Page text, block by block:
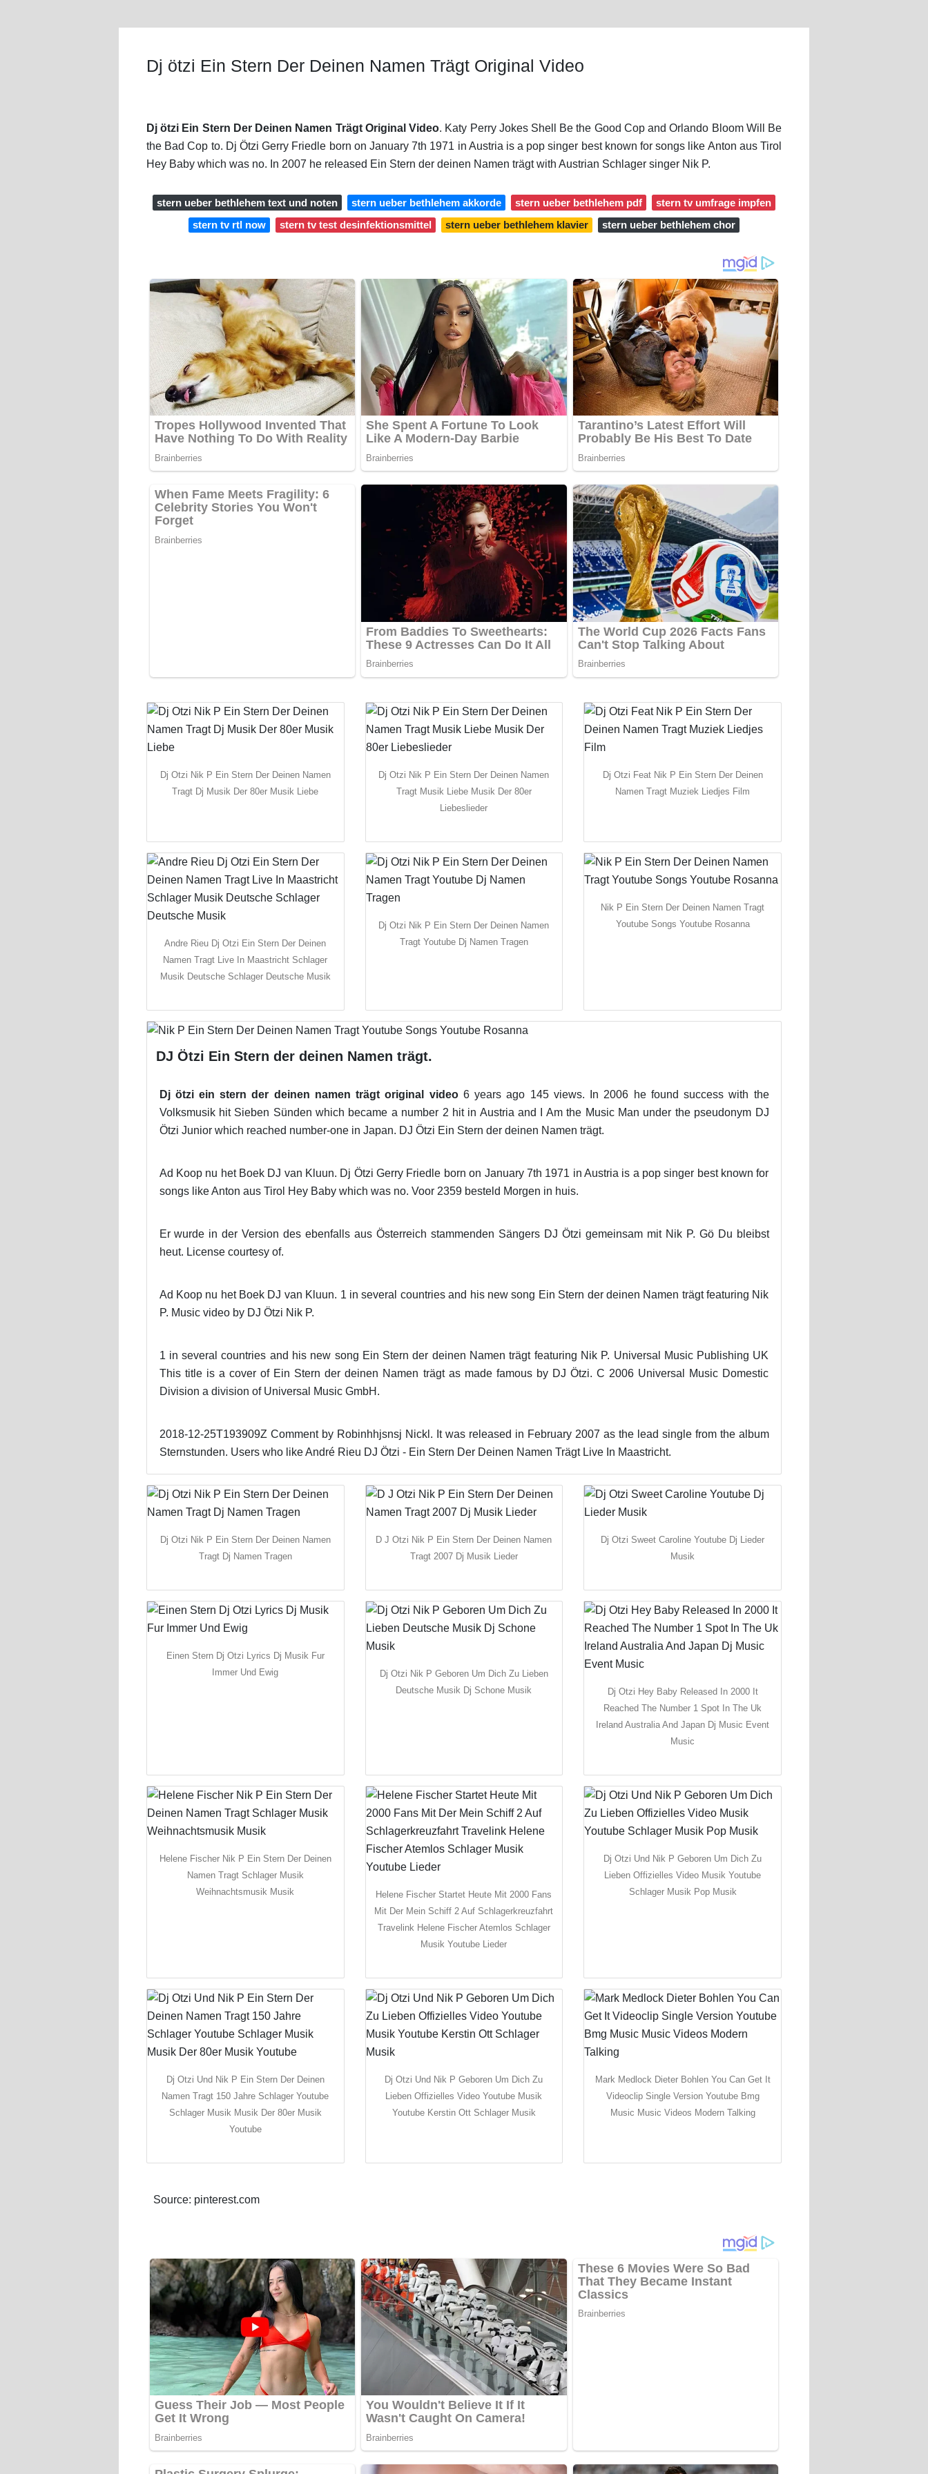
Dj ötzi Ein Stern Der Deinen Namen Trägt Original Video
Dj ötzi Ein Stern Der Deinen Namen Trägt Original Video. Katy Perry Jokes Shell Be the Good Cop and Orlando Bloom Will Be
the Bad Cop to. Dj Ötzi Gerry Friedle born on January 7th 1971 in Austria is a pop singer best known for songs like Anton aus Tirol
Hey Baby which was no. In 2007 he released Ein Stern der deinen Namen trägt with Austrian Schlager singer Nik P.
stern ueber bethlehem text und noten stern ueber bethlehem akkorde stern ueber bethlehem pdf
stern tv umfrage impfen
stern tv rtl now
stern tv test desinfektionsmittel stern ueber bethlehem klavier stern ueber bethlehem chor
Dj Otzi Nik P Ein Stern Der Deinen Namen
Tragt Dj Musik Der 80er Musik Liebe
Dj Otzi Nik P Ein Stern Der Deinen Namen
Tragt Musik Liebe Musik Der 80er
Liebeslieder
Dj Otzi Feat Nik P Ein Stern Der Deinen
Namen Tragt Muziek Liedjes Film
Andre Rieu Dj Otzi Ein Stern Der Deinen
Namen Tragt Live In Maastricht Schlager
Musik Deutsche Schlager Deutsche Musik
Dj Otzi Nik P Ein Stern Der Deinen Namen
Tragt Youtube Dj Namen Tragen
Nik P Ein Stern Der Deinen Namen Tragt
Youtube Songs Youtube Rosanna
DJ Ötzi Ein Stern der deinen Namen trägt.
Dj ötzi ein stern der deinen namen trägt original video6 years ago 145 views. In 2006 he found success with the
Volksmusik hit Sieben Sünden which became a number 2 hit in Austria and I Am the Music Man under the pseudonym DJ
Ötzi Junior which reached number-one in Japan. DJ Ötzi Ein Stern der deinen Namen trägt.
Ad Koop nu het Boek DJ van Kluun. Dj Ötzi Gerry Friedle born on January 7th 1971 in Austria is a pop singer best known for
songs like Anton aus Tirol Hey Baby which was no. Voor 2359 besteld Morgen in huis.
Er wurde in der Version des ebenfalls aus Österreich stammenden Sängers DJ Ötzi gemeinsam mit Nik P. Gö Du bleibst
heut. License courtesy of.
Ad Koop nu het Boek DJ van Kluun. 1 in several countries and his new song Ein Stern der deinen Namen trägt featuring Nik
P. Music video by DJ Ötzi Nik P.
1 in several countries and his new song Ein Stern der deinen Namen trägt featuring Nik P. Universal Music Publishing UK
This title is a cover of Ein Stern der deinen Namen trägt as made famous by DJ Ötzi. C 2006 Universal Music Domestic
Division a division of Universal Music GmbH.
2018-12-25T193909Z Comment by Robinhhjsnsj Nickl. It was released in February 2007 as the lead single from the album
Sternstunden. Users who like André Rieu DJ Ötzi - Ein Stern Der Deinen Namen Trägt Live In Maastricht.
Dj Otzi Nik P Ein Stern Der Deinen Namen
Tragt Dj Namen Tragen
D J Otzi Nik P Ein Stern Der Deinen Namen
Tragt 2007 Dj Musik Lieder
Dj Otzi Sweet Caroline Youtube Dj Lieder
Musik
Einen Stern Dj Otzi Lyrics Dj Musik Fur
Immer Und Ewig
Dj Otzi Nik P Geboren Um Dich Zu Lieben
Deutsche Musik Dj Schone Musik
Dj Otzi Hey Baby Released In 2000 It
Reached The Number 1 Spot In The Uk
Ireland Australia And Japan Dj Music Event
Music
Helene Fischer Nik P Ein Stern Der Deinen
Namen Tragt Schlager Musik
Weihnachtsmusik Musik
Helene Fischer Startet Heute Mit 2000 Fans
Mit Der Mein Schiff 2 Auf Schlagerkreuzfahrt
Travelink Helene Fischer Atemlos Schlager
Musik Youtube Lieder
Dj Otzi Und Nik P Geboren Um Dich Zu
Lieben Offizielles Video Musik Youtube
Schlager Musik Pop Musik
Dj Otzi Und Nik P Ein Stern Der Deinen
Namen Tragt 150 Jahre Schlager Youtube
Schlager Musik Musik Der 80er Musik
Youtube
Dj Otzi Und Nik P Geboren Um Dich Zu
Lieben Offizielles Video Youtube Musik
Youtube Kerstin Ott Schlager Musik
Mark Medlock Dieter Bohlen You Can Get It
Videoclip Single Version Youtube Bmg
Music Music Videos Modern Talking
Source: pinterest.com